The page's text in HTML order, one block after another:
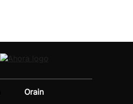
Orain